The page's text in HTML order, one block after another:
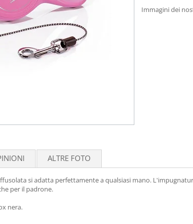
Immagini dei
ALTRE FOTO
si adatta perfettamente a qualsiasi mano.
per il padrone.
nera.